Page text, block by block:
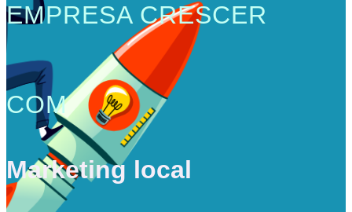
EMPRESA CRESCER
COM
Marketing local